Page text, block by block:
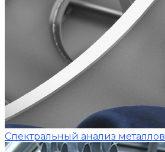
Спектральный анализ металлов